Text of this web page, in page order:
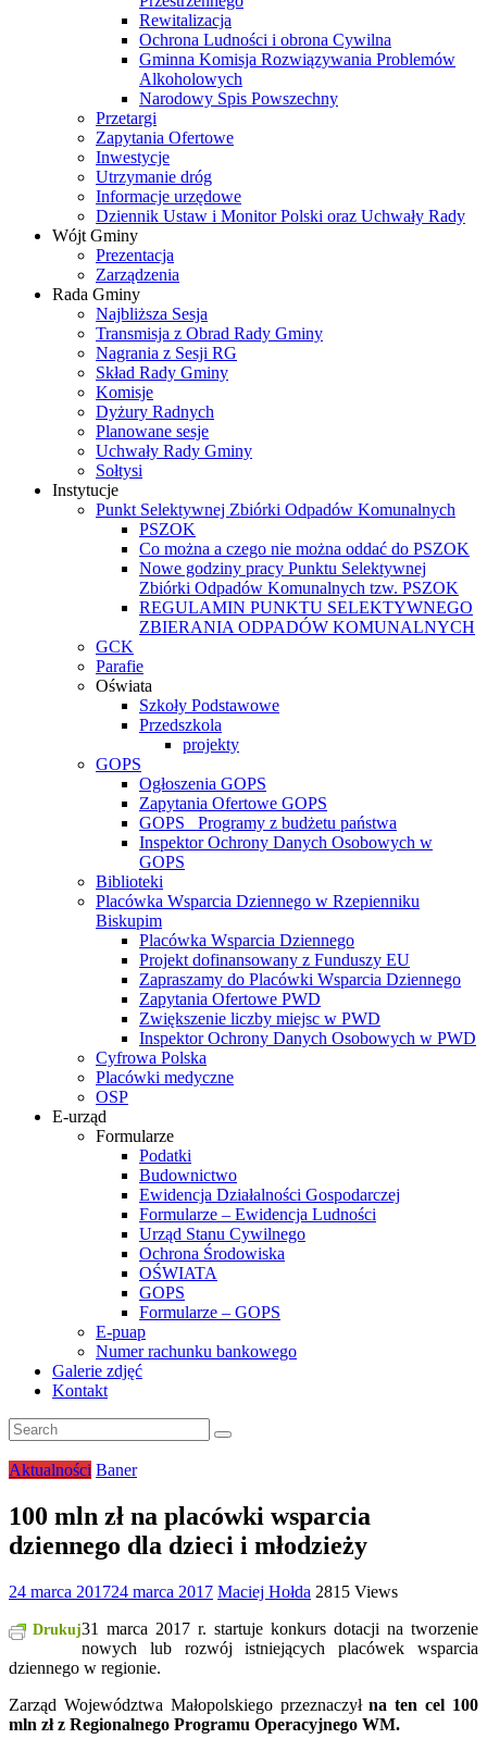
Rewitalizacja
Ochrona Ludności i obrona Cywilna
Gminna Komisja Rozwiązywania Problemów
Alkoholowych
Narodowy Spis Powszechny
Przetargi
Zapytania Ofertowe
Inwestycje
Utrzymanie dróg
Informacje urzędowe
Dziennik Ustaw i Monitor Polski oraz Uchwały Rady
Wójt Gminy
Prezentacja
Zarządzenia
Rada Gminy
Najbliższa Sesja
Transmisja z Obrad Rady Gminy
Nagrania z Sesji RG
Skład Rady Gminy
Komisje
Dyżury Radnych
Planowane sesje
Uchwały Rady Gminy
Sołtysi
Instytucje
Punkt Selektywnej Zbiórki Odpadów Komunalnych
PSZOK
Co można a czego nie można oddać do PSZOK
Nowe godziny pracy Punktu Selektywnej
Zbiórki Odpadów Komunalnych tzw. PSZOK
REGULAMIN PUNKTU SELEKTYWNEGO
ZBIERANIA ODPADÓW KOMUNALNYCH
GCK
Parafie
Oświata
Szkoły Podstawowe
Przedszkola
projekty
GOPS
Ogłoszenia GOPS
Zapytania Ofertowe GOPS
GOPS_ Programy z budżetu państwa
Inspektor Ochrony Danych Osobowych w
GOPS
Biblioteki
Placówka Wsparcia Dziennego w Rzepienniku
Biskupim
Placówka Wsparcia Dziennego
Projekt dofinansowany z Funduszy EU
Zapraszamy do Placówki Wsparcia Dziennego
Zapytania Ofertowe PWD
Zwiększenie liczby miejsc w PWD
Inspektor Ochrony Danych Osobowych w PWD
Cyfrowa Polska
Placówki medyczne
OSP
E-urząd
Formularze
Podatki
Budownictwo
Ewidencja Działalności Gospodarczej
Formularze – Ewidencja Ludności
Urząd Stanu Cywilnego
Ochrona Środowiska
OŚWIATA
GOPS
Formularze – GOPS
E-puap
Numer rachunku bankowego
Galerie zdjęć
Kontakt
Aktualności Baner
100 mln zł na placówki wsparcia
dziennego dla dzieci i młodzieży
24 marca 201724 marca 2017 Maciej Hołda 2815 Views
Drukuj31 marca 2017 r. startuje konkurs dotacji na tworzenie
nowych lub rozwój istniejących placówek wsparcia
dziennego w regionie.
Zarząd Województwa Małopolskiego przeznaczyłna ten cel 100
mln zł z Regionalnego Programu Operacyjnego WM.